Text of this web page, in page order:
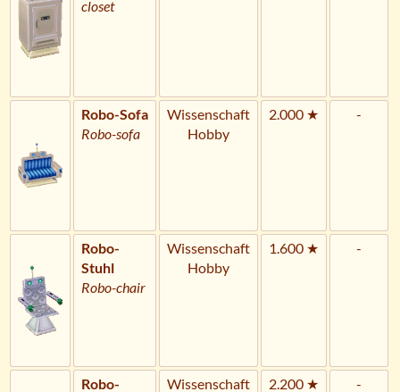
closet
Robo-Sofa
Robo-sofa
Wissenschaft
Hobby
2.000 ★ -
Robo-
Stuhl
Robo-chair
Wissenschaft
Hobby
1.600 ★ -
Robo- Wissenschaft 2.200 ★ -